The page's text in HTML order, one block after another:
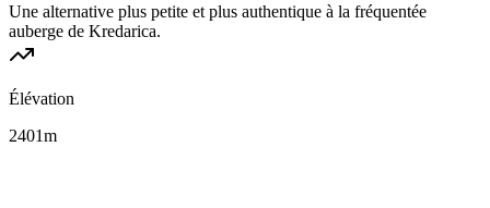
Une alternative plus petite et plus authentique à la fréquentée
auberge de Kredarica.
Élévation
2401m